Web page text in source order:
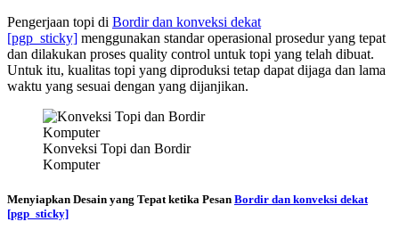
Pengerjaan topi di Bordir dan konveksi dekat
[pgp_sticky] menggunakan standar operasional prosedur yang tepat
dan dilakukan proses quality control untuk topi yang telah dibuat.
Untuk itu, kualitas topi yang diproduksi tetap dapat dijaga dan lama
waktu yang sesuai dengan yang dijanjikan.
Konveksi Topi dan Bordir
Komputer
Menyiapkan Desain yang Tepat ketika Pesan Bordir dan konveksi dekat
[pgp_sticky]